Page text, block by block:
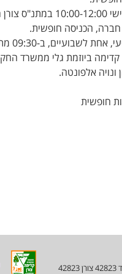
מתקיים
הכניסה חופשית.
לשבועיים, ב-09:30 מתקיימים
ביוזמת גלי ממשרד
ונויה אלפונטה.
חופשית